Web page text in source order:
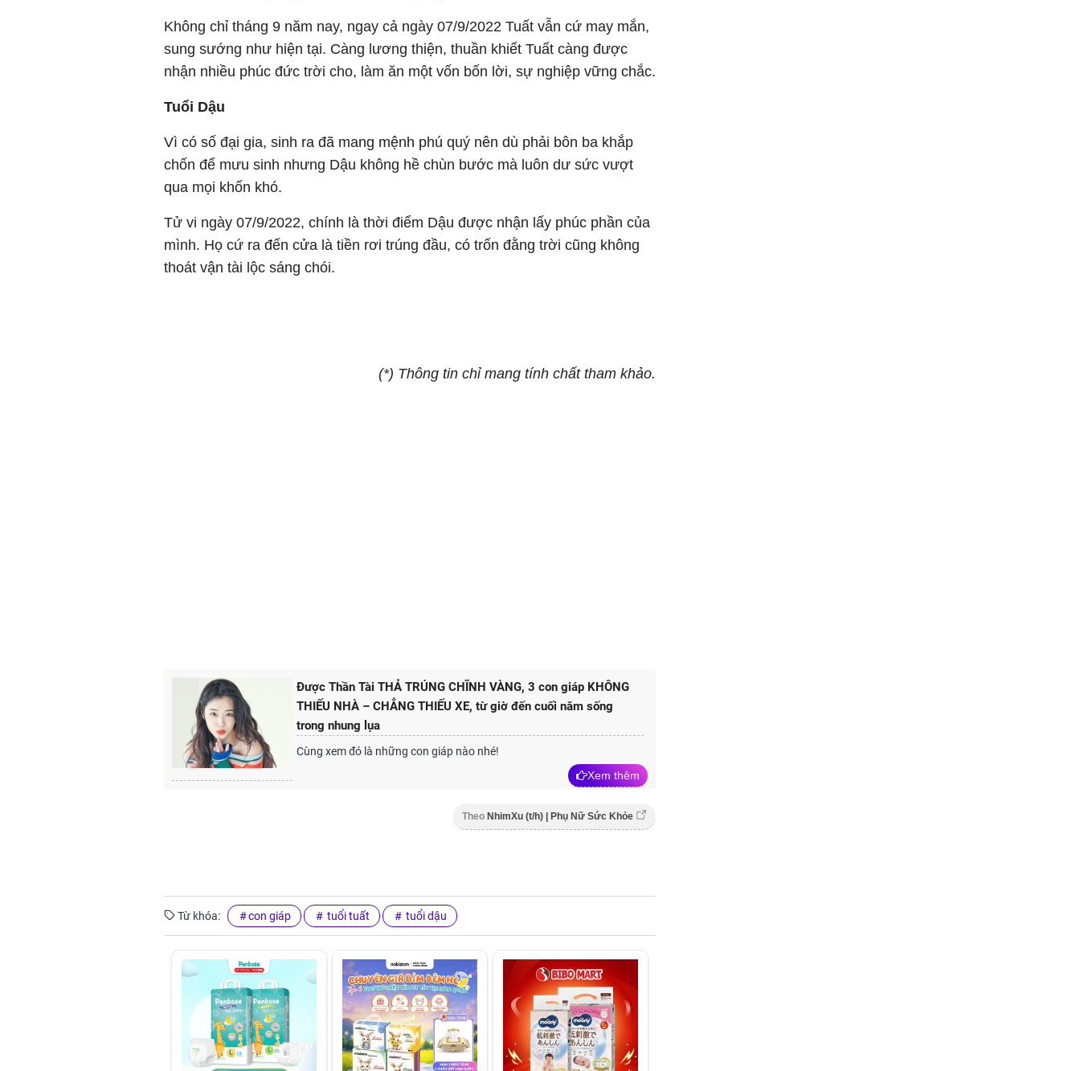
Không chỉ tháng 9 năm nay, ngay cả ngày 07/9/2022 Tuất vẫn cứ may mắn,
sung sướng như hiện tại. Càng lương thiện, thuần khiết Tuất càng được
nhận nhiều phúc đức trời cho, làm ăn một vốn bốn lời, sự nghiệp vững chắc.
Tuổi Dậu
Vì có số đại gia, sinh ra đã mang mệnh phú quý nên dù phải bôn ba khắp
chốn để mưu sinh nhưng Dậu không hề chùn bước mà luôn dư sức vượt
qua mọi khốn khó.
Tử vi ngày 07/9/2022, chính là thời điểm Dậu được nhận lấy phúc phần của
mình. Họ cứ ra đến cửa là tiền rơi trúng đầu, có trốn đằng trời cũng không
thoát vận tài lộc sáng chói.
(*) Thông tin chỉ mang tính chất tham khảo.
Được Thần Tài THẢ TRÚNG CHĨNH VÀNG, 3 con giáp KHÔNG
THIẾU NHÀ – CHẲNG THIẾU XE, từ giờ đến cuối năm sống
trong nhung lụa
Cùng xem đó là những con giáp nào nhé!
Xem thêm
Theo NhimXu (t/h) | Phụ Nữ Sức Khỏe
Từ khóa: con giáp tuổi tuất tuổi dậu